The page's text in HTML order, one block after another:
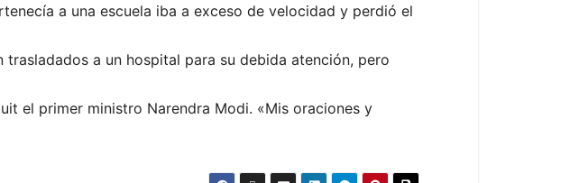
a una escuela iba a exceso de velocidad y perdió el
a un hospital para su debida atención, pero
el primer ministro Narendra Modi. «Mis oraciones y